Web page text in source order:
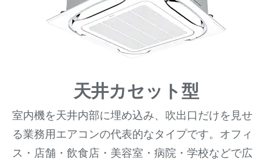
天井カセット型
室内機を天井内部に埋め込み、吹出口だけを見せ
る業務用エアコンの代表的なタイプです。オフィ
ス・店舗・飲食店・美容室・病院・学校などで広